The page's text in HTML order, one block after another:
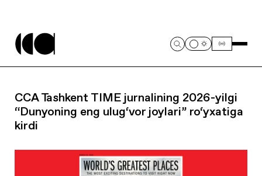
CCA Tashkent TIME jurnalining 2026-yilgi
“Dunyoning eng ulug‘vor joylari” ro‘yxatiga
kirdi